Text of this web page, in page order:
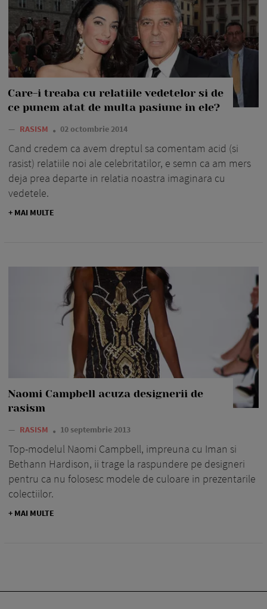
Care-i treaba cu relatiile vedetelor si de
ce punem atat de multa pasiune in ele?
— RASISM 02 octombrie 2014
Cand credem ca avem dreptul sa comentam acid (si
rasist) relatiile noi ale celebritatilor, e semn ca am mers
deja prea departe in relatia noastra imaginara cu
vedetele.
+ MAI MULTE
Naomi Campbell acuza designerii de
rasism
— RASISM 10 septembrie 2013
Top-modelul Naomi Campbell, impreuna cu Iman si
Bethann Hardison, ii trage la raspundere pe designeri
pentru ca nu folosesc modele de culoare in prezentarile
colectiilor.
+ MAI MULTE